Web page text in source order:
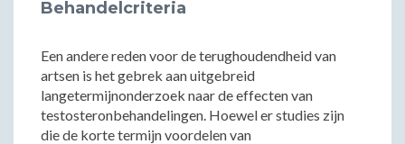
Behandelcriteria
Een andere reden voor de terughoudendheid van
artsen is het gebrek aan uitgebreid
langetermijnonderzoek naar de effecten van
testosteronbehandelingen. Hoewel er studies zijn
die de korte termijn voordelen van